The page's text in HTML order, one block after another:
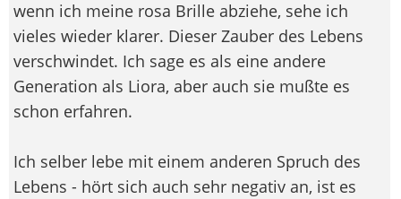
wenn ich meine rosa Brille abziehe, sehe ich
vieles wieder klarer. Dieser Zauber des Lebens
verschwindet. Ich sage es als eine andere
Generation als Liora, aber auch sie mußte es
schon erfahren.
Ich selber lebe mit einem anderen Spruch des
Lebens - hört sich auch sehr negativ an, ist es